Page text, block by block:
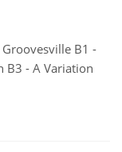
Groovesville B1 -
B3 - A Variation